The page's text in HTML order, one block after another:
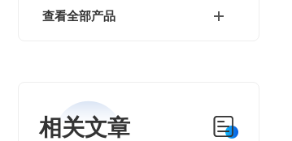
查看全部产品
相关文章